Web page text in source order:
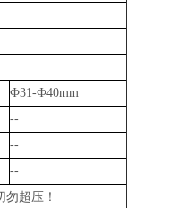
Ф31-Ф40mm
--
--
--
超压！